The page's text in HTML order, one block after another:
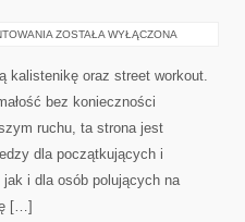
ODCHUDZANIE
TKANKI
TŁUSZCZOWEJ
ZOSTAŁA WYŁĄCZONA
stworzone dla osób, które
street workout. Jeśli szukasz
budować wytrzymałość bez
drogiego sprzętu, a do tego
ruchu, ta strona jest
Cię krok po kroku. To